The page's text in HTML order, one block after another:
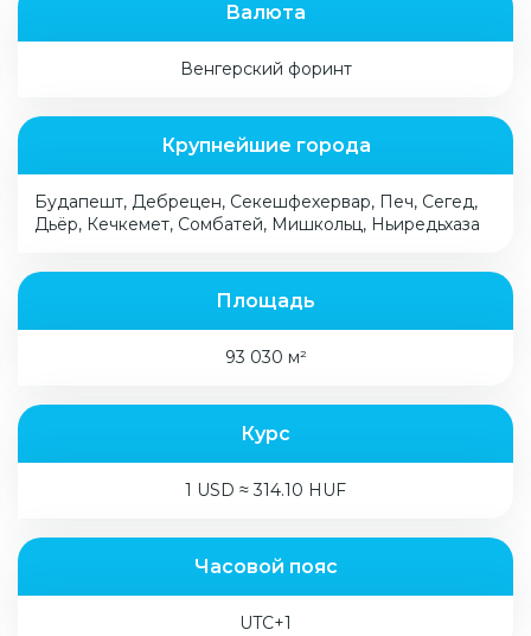
Валюта
Венгерский форинт
Крупнейшие города
Будапешт, Дебрецен, Секешфехервар, Печ, Сегед,
Дьёр, Кечкемет, Сомбатей, Мишкольц, Ньиредьхаза
Площадь
93 030 м²
Курс
1 USD ≈ 314.10 HUF
Часовой пояс
UTC+1